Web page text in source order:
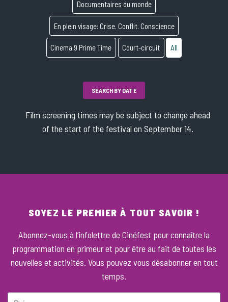
Documentaires du monde
En plein visage: Crise. Conflit. Conscience
Cinema 9 Prime Time Court-circuit All
SEARCH BY DATE
Film screening times may be subject to change ahead
of the start of the festival on September 14.
SOYEZ LE PREMIER À TOUT SAVOIR !
Abonnez-vous à l’infolettre de Cinéfest pour connaître la
programmation en primeur et pour être au fait de toutes les
nouvelles et activités. Vous pouvez vous désabonner en tout
temps.